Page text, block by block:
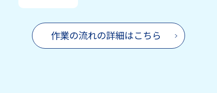
作業の流れの詳細はこちら